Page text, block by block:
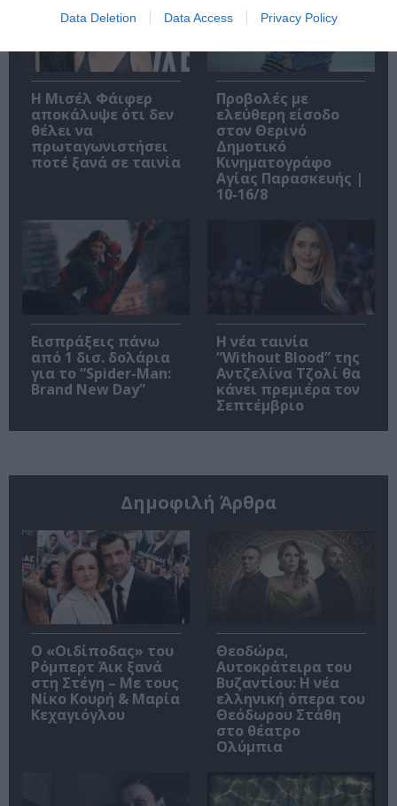
Data Deletion Data Access Privacy Policy
Η Μισέλ Φάιφερ
αποκάλυψε ότι δεν
θέλει να
πρωταγωνιστήσει
ποτέ ξανά σε ταινία
Προβολές με
ελεύθερη είσοδο
στον Θερινό
Δημοτικό
Κινηματογράφο
Αγίας Παρασκευής |
10-16/8
Εισπράξεις πάνω
από 1 δισ. δολάρια
για το “Spider-Man:
Brand New Day”
Η νέα ταινία
“Without Blood” της
Αντζελίνα Τζολί θα
κάνει πρεμιέρα τον
Σεπτέμβριο
Δημοφιλή Άρθρα
O «Οιδίποδας» του
Ρόμπερτ Άικ ξανά
στη Στέγη – Με τους
Νίκο Κουρή & Μαρία
Κεχαγιόγλου
Θεοδώρα,
Αυτοκράτειρα του
Βυζαντίου: Η νέα
ελληνική όπερα του
Θεόδωρου Στάθη
στο θέατρο
Ολύμπια